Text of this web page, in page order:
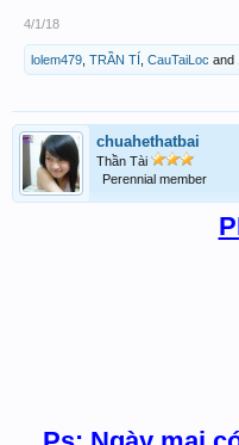
4/1/18
lolem479 TRẦN TÍ CauTaiLoc and
chuahethatbai
Thần Tài
Perennial member